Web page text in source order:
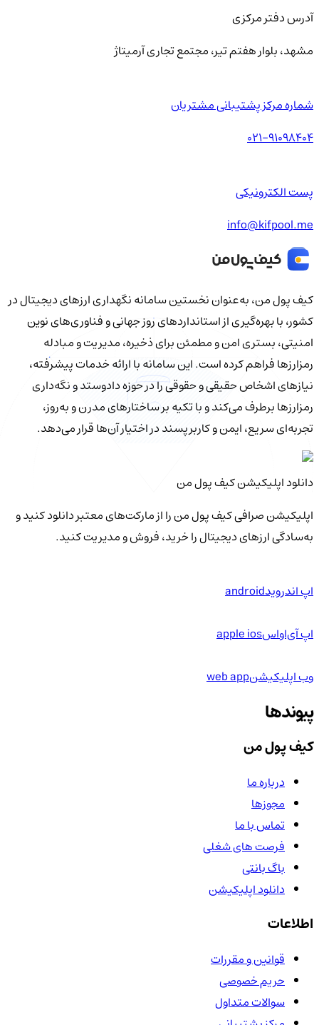
آدرس دفتر مرکزی
مشهد، بلوار هفتم تیر، مجتمع تجاری آرمیتاژ
شماره مرکز پشتیبانی مشتریان
021-91098404
پست الکترونیکی
info@kifpool.me
کیف‌ پول من، به‌عنوان نخستین سامانه نگهداری ارزهای دیجیتال در
کشور، با بهره‌گیری از استانداردهای روز جهانی و فناوری‌های نوین
امنیتی، بستری امن و مطمئن برای ذخیره، مدیریت و مبادله
رمزارزها فراهم کرده است. این سامانه با ارائه خدمات پیشرفته،
نیازهای اشخاص حقیقی و حقوقی را در حوزه دادوستد و نگه‌داری
رمزارزها برطرف می‌کند و با تکیه بر ساختارهای مدرن و به‌روز،
تجربه‌ای سریع، ایمن و کاربرپسند در اختیار آن‌ها قرار می‌دهد.
دانلود اپلیکیشن کیف‌ پول من
اپلیکیشن صرافی کیف پول من را از مارکت‌های معتبر دانلود کنید و
به‌سادگی ارزهای دیجیتال را خرید، فروش و مدیریت کنید.
اپ اندرویدandroid
اپ آی‌او‌اسapple ios
وب اپلیکیشنweb app
پیوندها
کیف پول من
درباره ما
مجوزها
تماس با ما
فرصت های شغلی
باگ بانتی
دانلود اپلیکیشن
اطلاعات
قوانین و مقررات
حریم خصوصی
سوالات متداول